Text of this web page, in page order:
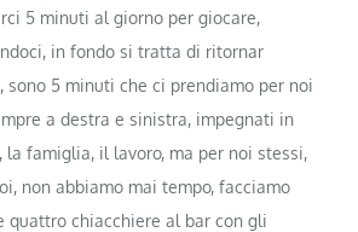
5 minuti al giorno per giocare,
in fondo si tratta di ritornar
sono 5 minuti che ci prendiamo per noi
a destra e sinistra, impegnati in
la famiglia, il lavoro, ma per noi stessi,
non abbiamo mai tempo, facciamo
quattro chiacchiere al bar con gli